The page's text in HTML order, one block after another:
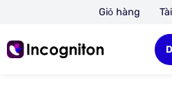
Giỏ hàng